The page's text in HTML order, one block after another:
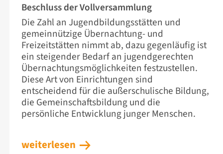
Beschluss der Vollversammlung
Die Zahl an Jugendbildungsstätten und
gemeinnützige Übernachtung- und
Freizeitstätten nimmt ab, dazu gegenläufig ist
ein steigender Bedarf an jugendgerechten
Übernachtungsmöglichkeiten festzustellen.
Diese Art von Einrichtungen sind
entscheidend für die außerschulische Bildung,
die Gemeinschaftsbildung und die
persönliche Entwicklung junger Menschen.
weiterlesen